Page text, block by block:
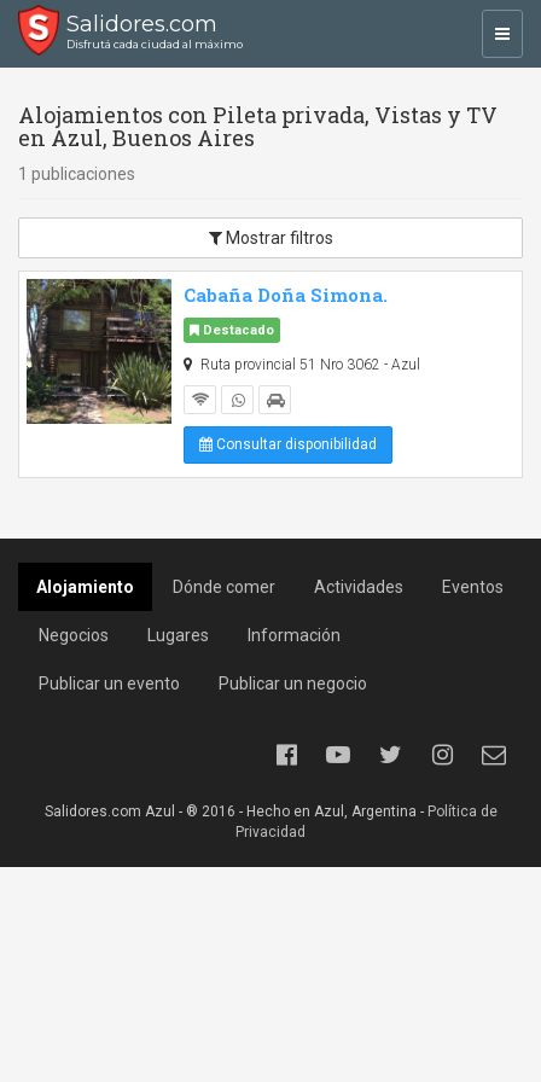
Salidores.com
Disfrutá cada ciudad al máximo
Alojamientos con Pileta privada, Vistas y TV
en Azul, Buenos Aires
1 publicaciones
Mostrar filtros
Cabaña Doña Simona.
Destacado
Ruta provincial 51 Nro 3062 - Azul
Consultar disponibilidad
Alojamiento Dónde comer Actividades Eventos
Negocios Lugares Información
Publicar un evento Publicar un negocio
Salidores.com Azul - ® 2016 - Hecho en Azul, Argentina - Política de
Privacidad